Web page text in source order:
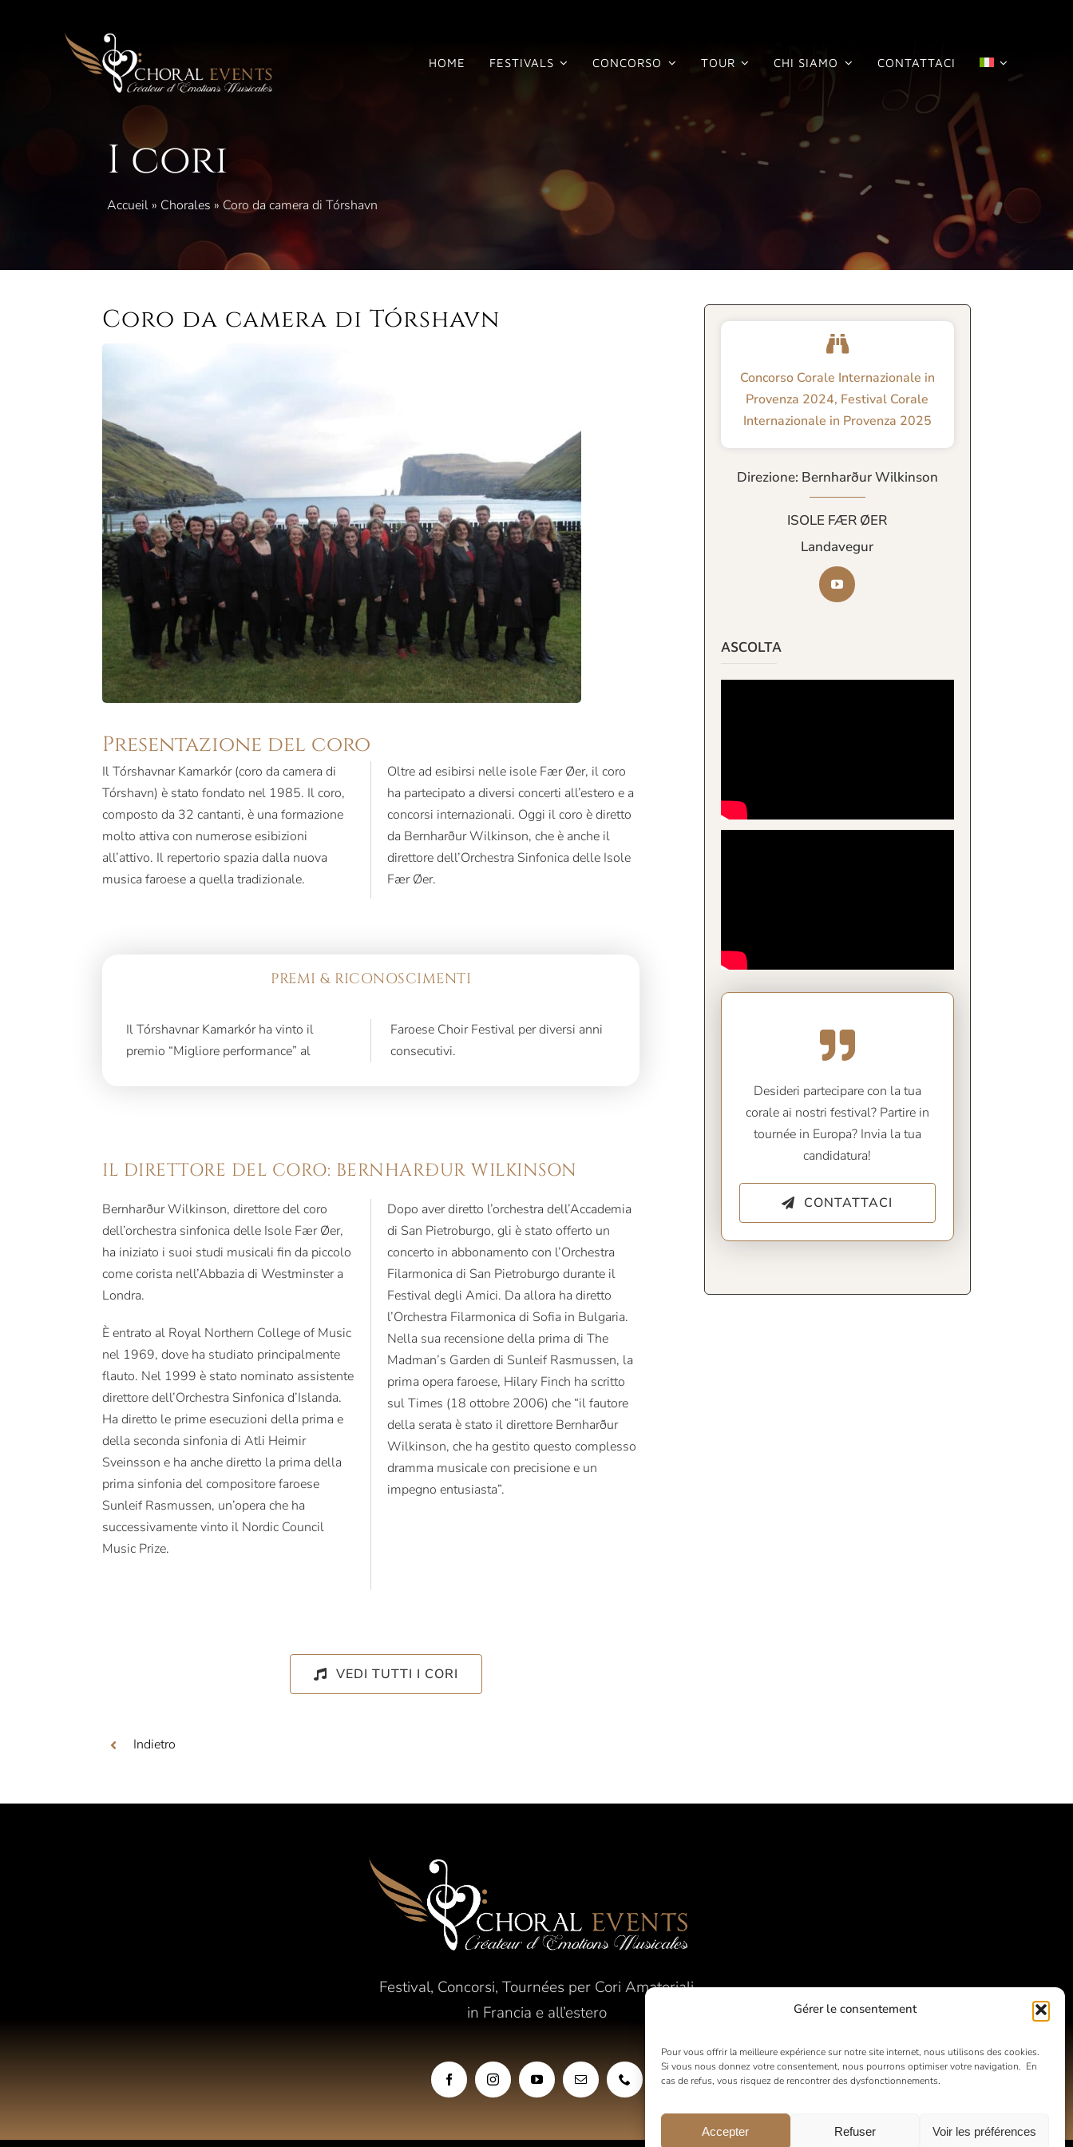
Gérer le consentement
Pour vous offrir la meilleure expérience sur notre site internet, nous utilisons des cookies.
Si vous nous donnez votre consentement, nous pourrons optimiser votre navigation. En
cas de refus, vous risquez de rencontrer des dysfonctionnements.
Accepter Refuser Voir les préférences
HOME FESTIVALS CONCORSO TOUR CHI SIAMO CONTATTACI
I cori
Accueil » Chorales » Coro da camera di Tórshavn
Coro da camera di Tórshavn
Presentazione del coro
Il Tórshavnar Kamarkór (coro da camera di
Tórshavn) è stato fondato nel 1985. Il coro,
composto da 32 cantanti, è una formazione
molto attiva con numerose esibizioni
all’attivo. Il repertorio spazia dalla nuova
musica faroese a quella tradizionale.
Oltre ad esibirsi nelle isole Fær Øer, il coro
ha partecipato a diversi concerti all’estero e a
concorsi internazionali. Oggi il coro è diretto
da Bernharður Wilkinson, che è anche il
direttore dell’Orchestra Sinfonica delle Isole
Fær Øer.
PREMI & RICONOSCIMENTI
Il Tórshavnar Kamarkór ha vinto il
premio “Migliore performance” al
Faroese Choir Festival per diversi anni
consecutivi.
IL DIRETTORE DEL CORO: BERNHARÐUR WILKINSON
Bernharður Wilkinson, direttore del coro
dell’orchestra sinfonica delle Isole Fær Øer,
ha iniziato i suoi studi musicali fin da piccolo
come corista nell’Abbazia di Westminster a
Londra.
È entrato al Royal Northern College of Music
nel 1969, dove ha studiato principalmente
flauto. Nel 1999 è stato nominato assistente
direttore dell’Orchestra Sinfonica d’Islanda.
Ha diretto le prime esecuzioni della prima e
della seconda sinfonia di Atli Heimir
Sveinsson e ha anche diretto la prima della
prima sinfonia del compositore faroese
Sunleif Rasmussen, un’opera che ha
successivamente vinto il Nordic Council
Music Prize.
Dopo aver diretto l’orchestra dell’Accademia
di San Pietroburgo, gli è stato offerto un
concerto in abbonamento con l’Orchestra
Filarmonica di San Pietroburgo durante il
Festival degli Amici. Da allora ha diretto
l’Orchestra Filarmonica di Sofia in Bulgaria.
Nella sua recensione della prima di The
Madman’s Garden di Sunleif Rasmussen, la
prima opera faroese, Hilary Finch ha scritto
sul Times (18 ottobre 2006) che “il fautore
della serata è stato il direttore Bernharður
Wilkinson, che ha gestito questo complesso
dramma musicale con precisione e un
impegno entusiasta”.
Concorso Corale Internazionale in
Provenza 2024, Festival Corale
Internazionale in Provenza 2025
Direzione: Bernharður Wilkinson
ISOLE FÆR ØER
Landavegur
ASCOLTA
Desideri partecipare con la tua
corale ai nostri festival? Partire in
tournée in Europa? Invia la tua
candidatura!
CONTATTACI
VEDI TUTTI I CORI
Indietro
Festival, Concorsi, Tournées per Cori Amatoriali
in Francia e all’estero